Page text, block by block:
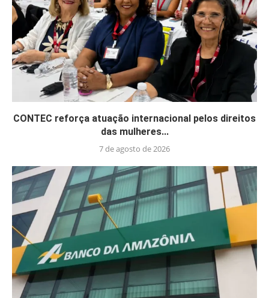
CONTEC reforça atuação internacional pelos direitos
das mulheres...
7 de agosto de 2026